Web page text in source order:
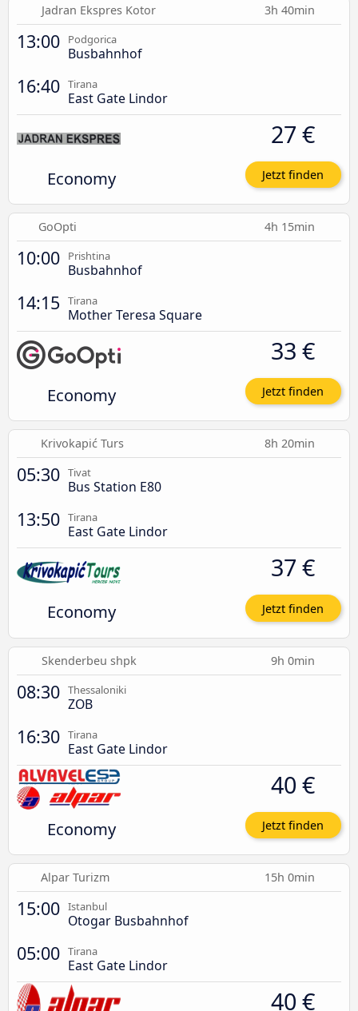
Jadran Ekspres Kotor 3h 40min
13:00 Podgorica
Busbahnhof
16:40 Tirana
East Gate Lindor
Economy
27 €
Jetzt finden
GoOpti 4h 15min
10:00 Prishtina
Busbahnhof
14:15 Tirana
Mother Teresa Square
Economy
33 €
Jetzt finden
Krivokapić Turs 8h 20min
05:30 Tivat
Bus Station E80
13:50 Tirana
East Gate Lindor
Economy
37 €
Jetzt finden
Skenderbeu shpk 9h 0min
08:30 Thessaloniki
ZOB
16:30 Tirana
East Gate Lindor
Economy
40 €
Jetzt finden
Alpar Turizm 15h 0min
15:00 Istanbul
Otogar Busbahnhof
05:00 Tirana
East Gate Lindor
40 €